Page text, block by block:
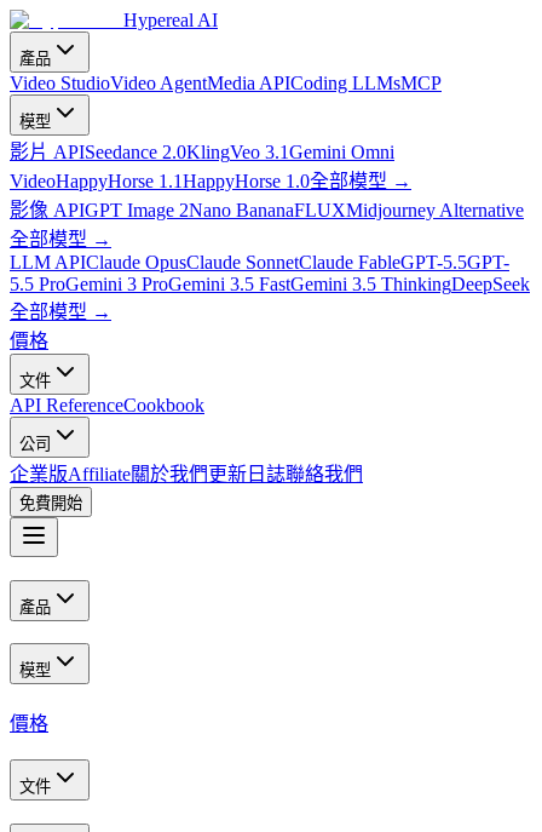
Hypereal AI
產品
Video StudioVideo AgentMedia APICoding LLMsMCP
模型
影片 APISeedance 2.0KlingVeo 3.1Gemini Omni
VideoHappyHorse 1.1HappyHorse 1.0全部模型 →
影像 APIGPT Image 2Nano BananaFLUXMidjourney Alternative
全部模型 →
LLM APIClaude OpusClaude SonnetClaude FableGPT-5.5GPT-
5.5 ProGemini 3 ProGemini 3.5 FastGemini 3.5 ThinkingDeepSeek
全部模型 →
價格
文件
API ReferenceCookbook
公司
企業版Affiliate關於我們 更新日誌聯絡我們
免費開始
產品
模型
價格
文件